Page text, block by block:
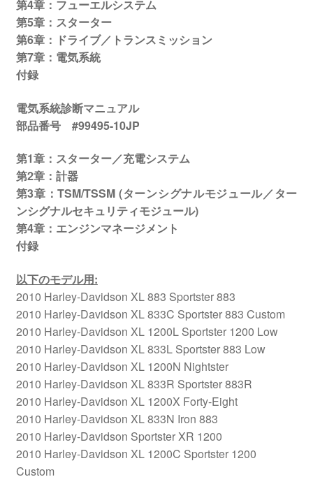
第4章：フューエルシステム
第5章：スターター
第6章：ドライブ／トランスミッション
第7章：電気系統
付録
電気系統診断マニュアル
部品番号 #99495-10JP
第1章：スターター／充電システム
第2章：計器
第3章：TSM/TSSM (ターンシグナルモジュール／ター
ンシグナルセキュリティモジュール)
第4章：エンジンマネージメント
付録
以下のモデル用:
2010 Harley-Davidson XL 883 Sportster 883
2010 Harley-Davidson XL 833C Sportster 883 Custom
2010 Harley-Davidson XL 1200L Sportster 1200 Low
2010 Harley-Davidson XL 833L Sportster 883 Low
2010 Harley-Davidson XL 1200N Nightster
2010 Harley-Davidson XL 833R Sportster 883R
2010 Harley-Davidson XL 1200X Forty-Eight
2010 Harley-Davidson XL 833N Iron 883
2010 Harley-Davidson Sportster XR 1200
2010 Harley-Davidson XL 1200C Sportster 1200
Custom